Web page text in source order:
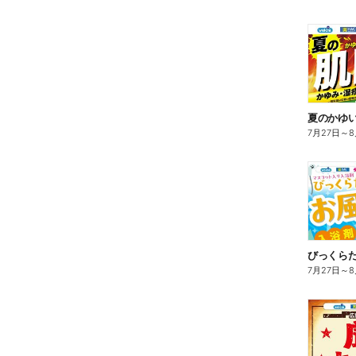
夏のかゆ
7月27日 ～8
びっくら
7月27日 ～8